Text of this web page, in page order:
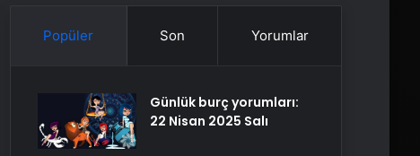
Popüler Son Yorumlar
Günlük burç yorumları:
22 Nisan 2025 Salı